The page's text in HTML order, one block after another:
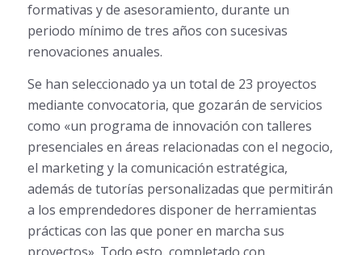
formativas y de asesoramiento, durante un
periodo mínimo de tres años con sucesivas
renovaciones anuales.
Se han seleccionado ya un total de 23 proyectos
mediante convocatoria, que gozarán de servicios
como «un programa de innovación con talleres
presenciales en áreas relacionadas con el negocio,
el marketing y la comunicación estratégica,
además de tutorías personalizadas que permitirán
a los emprendedores disponer de herramientas
prácticas con las que poner en marcha sus